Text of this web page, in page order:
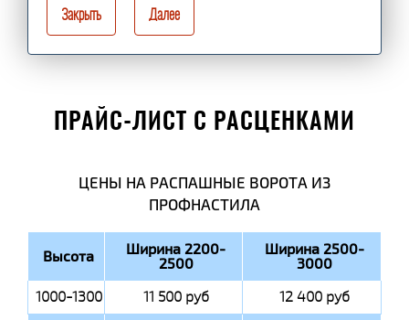
Закрыть Далее
ПРАЙС-ЛИСТ С РАСЦЕНКАМИ
ЦЕНЫ НА РАСПАШНЫЕ ВОРОТА ИЗ
ПРОФНАСТИЛА
Высота Ширина 2200-
2500
Ширина 2500-
3000
1000-1300 11 500 руб 12 400 руб